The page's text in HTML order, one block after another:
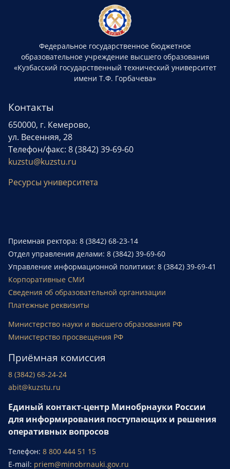
Федеральное государственное бюджетное
образовательное учреждение высшего образования
«Кузбасский государственный технический университет
имени Т.Ф. Горбачева»
Контакты
650000, г. Кемерово,
ул. Весенняя, 28
Телефон/факс: 8 (3842) 39-69-60
kuzstu@kuzstu.ru
Ресурсы университета
Приемная ректора: 8 (3842) 68-23-14
Отдел управления делами: 8 (3842) 39-69-60
Управление информационной политики: 8 (3842) 39-69-41
Корпоративные СМИ
Сведения об образовательной организации
Платежные реквизиты
Министерство науки и высшего образования РФ
Министерство просвещения РФ
Приёмная комиссия
8 (3842) 68-24-24
abit@kuzstu.ru
Единый контакт-центр Минобрнауки России
для информирования поступающих и решения
оперативных вопросов
Телефон: 8 800 444 51 15
E-mail: priem@minobrnauki.gov.ru